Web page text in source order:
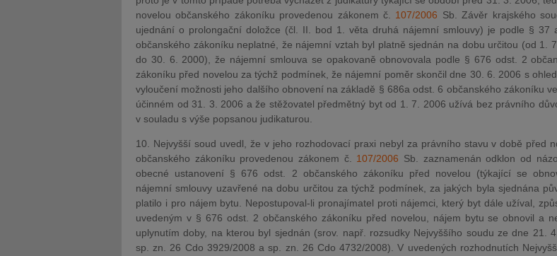
novelou občanského zákoníku provedenou zákonem č. 107/2006 Sb. Závěr krajského
ujednání o prolongační doložce (čl. II. bod 1. věta druhá nájemní smlouvy) je podle § 37
občanského zákoníku neplatné, že nájemní vztah byl platně sjednán na dobu určitou (od 1.
do 30. 6. 2000), že nájemní smlouva se opakovaně obnovovala podle § 676 odst. 2
zákoníku před novelou za týchž podmínek, že nájemní poměr skončil dne 30. 6. 2006 s
vyloučení možnosti jeho dalšího obnovení na základě § 686a odst. 6 občanského zákoníku
účinném od 31. 3. 2006 a že stěžovatel předmětný byt od 1. 7. 2006 užívá bez právního
v souladu s výše popsanou judikaturou.
10. Nejvyšší soud uvedl, že v jeho rozhodovací praxi nebyl za právního stavu v době před
občanského zákoníku provedenou zákonem č. 107/2006 Sb. zaznamenán odklon od
obecné ustanovení § 676 odst. 2 občanského zákoníku před novelou (týkající se
nájemní smlouvy uzavřené na dobu určitou za týchž podmínek, za jakých byla sjednána
platilo i pro nájem bytu. Nepostupoval-li pronajímatel proti nájemci, který byt dále užíval,
uvedeným v § 676 odst. 2 občanského zákoníku před novelou, nájem bytu se obnovil a
uplynutím doby, na kterou byl sjednán (srov. např. rozsudky Nejvyššího soudu ze dne 21.
sp. zn. 26 Cdo 3929/2008 a sp. zn. 26 Cdo 4732/2008). V uvedených rozhodnutích